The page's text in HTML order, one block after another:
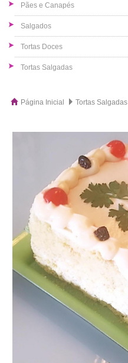
Pães e Canapés
Salgados
Tortas Doces
Tortas Salgadas
Página Inicial Tortas Salgadas